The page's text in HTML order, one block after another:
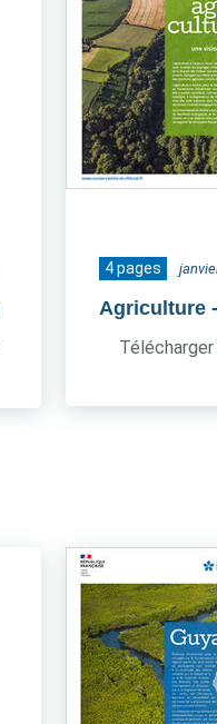
4 pages
Agriculture